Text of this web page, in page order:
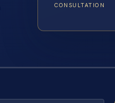
CONSULTATION